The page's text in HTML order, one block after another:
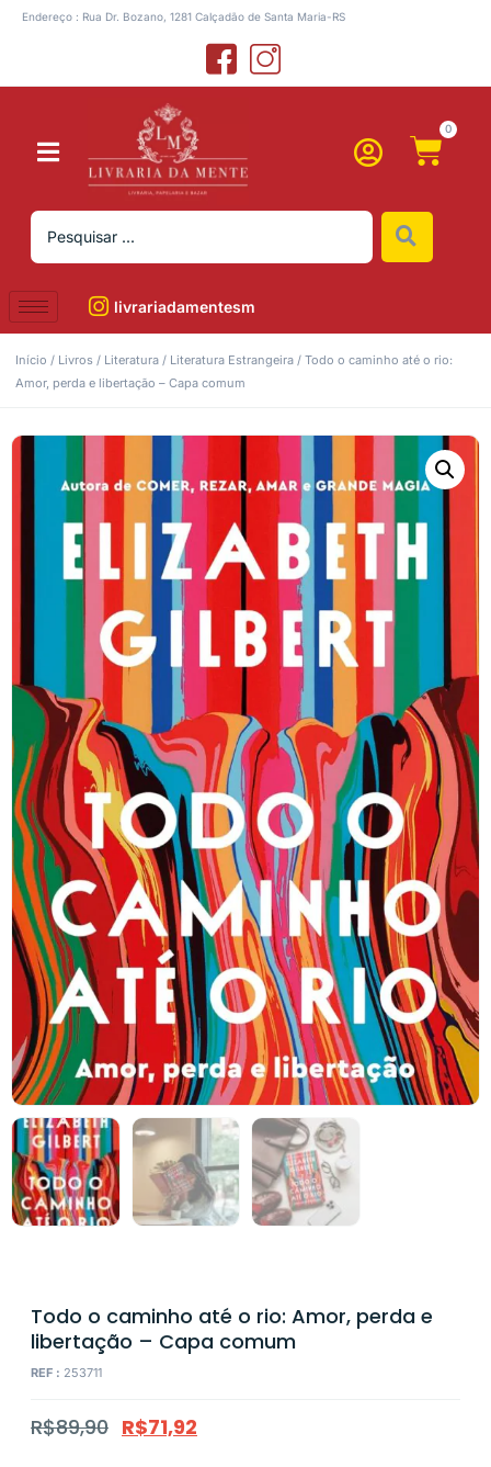
Endereço : Rua Dr. Bozano, 1281 Calçadão de Santa Maria-RS
0
livrariadamentesm
Início / Livros / Literatura / Literatura Estrangeira / Todo o caminho até o rio:
Amor, perda e libertação – Capa comum
Todo o caminho até o rio: Amor, perda e
libertação – Capa comum
REF : 253711
R$89,90 R$71,92